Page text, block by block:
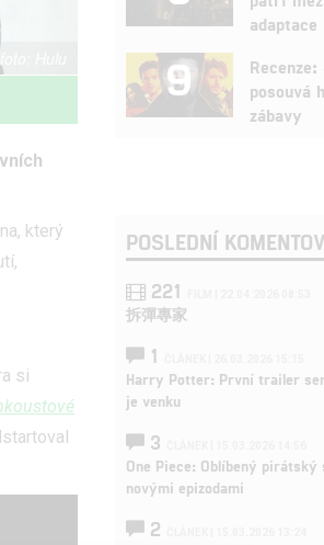
který
si
adaptace
9
posouvá
zábavy
POSLEDNÍ
221
拆彈專家
1
Harry Potter: První trailer
je venku
3
One Piece: Oblíbený
novými epizodami
2